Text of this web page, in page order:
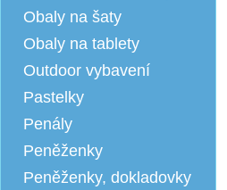
Obaly na šaty
Obaly na tablety
Outdoor vybavení
Pastelky
Penály
Peněženky
Peněženky, dokladovky